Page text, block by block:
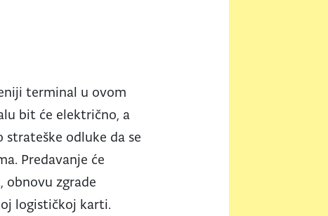
terminal u ovom
bit će električno, a
odluke da se
Predavanje će
zgrade
logističkoj karti.